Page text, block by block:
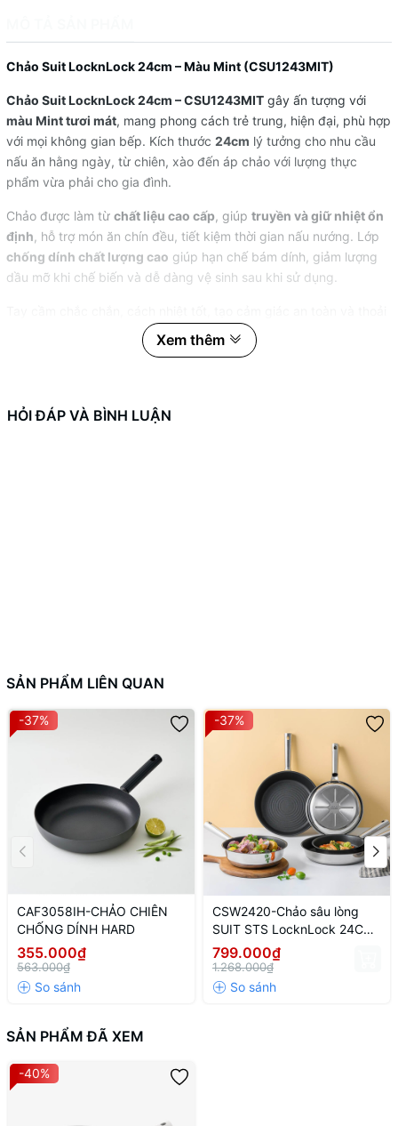
Chảo Suit LocknLock 24cm – Màu Mint (CSU1243MIT)
Chảo Suit LocknLock 24cm – CSU1243MIT gây ấn tượng với
màu Mint tươi mát, mang phong cách trẻ trung, hiện đại, phù hợp
với mọi không gian bếp. Kích thước 24cm lý tưởng cho nhu cầu
nấu ăn hằng ngày, từ chiên, xào đến áp chảo với lượng thực
phẩm vừa phải cho gia đình.
Chảo được làm từ chất liệu cao cấp, giúp truyền và giữ nhiệt ổn
định, hỗ trợ món ăn chín đều, tiết kiệm thời gian nấu nướng. Lớp
chống dính chất lượng cao giúp hạn chế bám dính, giảm lượng
dầu mỡ khi chế biến và dễ dàng vệ sinh sau khi sử dụng.
mái khi thao tác. Chảo Suit LocknLock 24cm phù hợp sử dụng
như bếp gas, bếp hồng ngoại (tùy phiên bản),
Xem thêm
HỎI ĐÁP VÀ BÌNH LUẬN
SẢN PHẨM LIÊN QUAN
-37%
CAF3058IH-CHẢO CHIÊN
CHỐNG DÍNH HARD
355.000₫
563.000₫
-37%
CSW2420-Chảo sâu lòng
SUIT STS LocknLock 24CM
- CN-4-STS-Single
799.000₫
1.268.000₫
SẢN PHẨM ĐÃ XEM
-40%